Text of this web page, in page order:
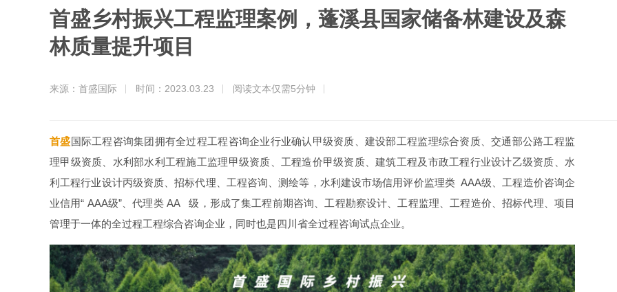
首盛乡村振兴工程监理案例，蓬溪县国家储备林建设及森
林质量提升项目
来源：首盛国际 时间：2023.03.23 阅读文本仅需5分钟
首盛国际工程咨询集团拥有全过程工程咨询企业行业确认甲级资质、建设部工程监理综合资质、交通部公路工程监
理甲级资质、水利部水利工程施工监理甲级资质、工程造价甲级资质、建筑工程及市政工程行业设计乙级资质、水
利工程行业设计丙级资质、招标代理、工程咨询、测绘等，水利建设市场信用评价监理类 AAA级、工程造价咨询企
业信用“ AAA级”、代理类 AA 级，形成了集工程前期咨询、工程勘察设计、工程监理、工程造价、招标代理、项目
管理于一体的全过程工程综合咨询企业，同时也是四川省全过程咨询试点企业。